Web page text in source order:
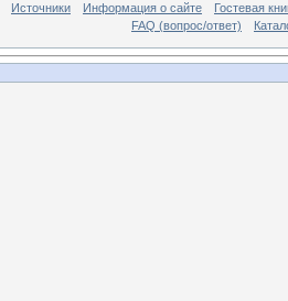
Источники Информация о сайте
Гостевая
FAQ (вопрос/ответ)